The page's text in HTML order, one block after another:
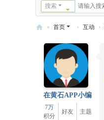
搜索
» 首页 › 互动 ›
在黄石APP小编
7万
积分
好友 主题